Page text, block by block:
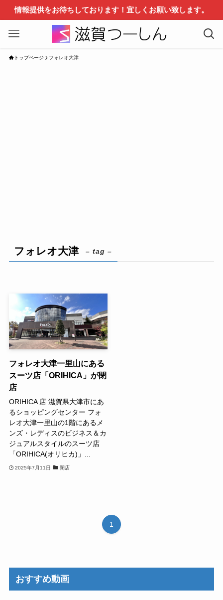
情報提供をお待ちしております！宜しくお願い致します。
トップページ フォレオ大津
フォレオ大津 – tag –
フォレオ大津一里山にある
スーツ店「ORIHICA」が閉
店
ORIHICA 店 滋賀県大津市にあ
るショッピングセンター フォ
レオ大津一里山の1階にあるメ
ンズ・レディスのビジネス＆カ
ジュアルスタイルのスーツ店
「ORIHICA(オリヒカ)」...
2025年7月11日 閉店
1
おすすめ動画